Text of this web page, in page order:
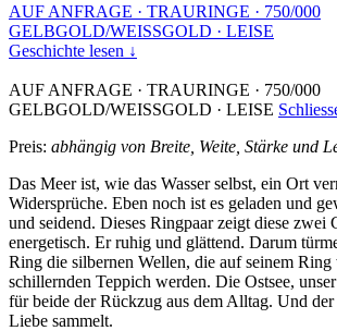
AUF ANFRAGE · TRAURINGE · 750/000
GELBGOLD/WEISSGOLD · LEISE
Geschichte lesen ↓
AUF ANFRAGE · TRAURINGE · 750/000
GELBGOLD/WEISSGOLD · LEISE
Preis: abhängig von Breite, Weite, Stärke und
Das Meer ist, wie das Wasser selbst, ein Ort
Widersprüche. Eben noch ist es geladen und
und seidend. Dieses Ringpaar zeigt diese zwei
energetisch. Er ruhig und glättend. Darum
Ring die silbernen Wellen, die auf seinem Ring
schillernden Teppich werden. Die Ostsee,
für beide der Rückzug aus dem Alltag. Und
Liebe sammelt.